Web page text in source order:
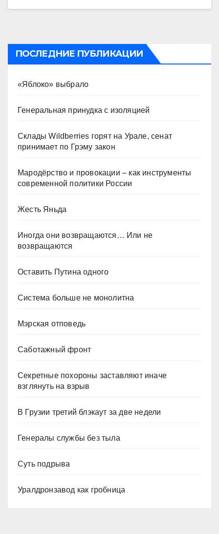
ПОСЛЕДНИЕ ПУБЛИКАЦИИ
«Яблоко» выбрало
Генеральная принудка с изоляцией
Склады Wildberries горят на Урале, сенат
принимает по Грэму закон
Мародёрство и провокации – как инструменты
современной политики России
Жесть Яньда
Иногда они возвращаются… Или не
возвращаются
Оставить Путина одного
Система больше не монолитна
Мэрская отповедь
Саботажный фронт
Секретные похороны заставляют иначе
взглянуть на взрыв
В Грузии третий блэкаут за две недели
Генералы службы без тыла
Суть подрыва
Уралдронзавод как гробница